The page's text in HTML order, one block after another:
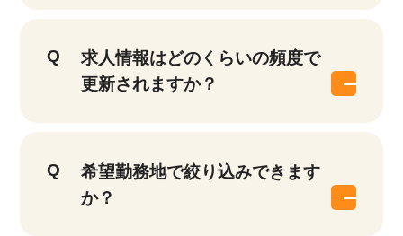
求人情報はどのくらいの頻度で
更新されますか？
希望勤務地で絞り込みできます
か？